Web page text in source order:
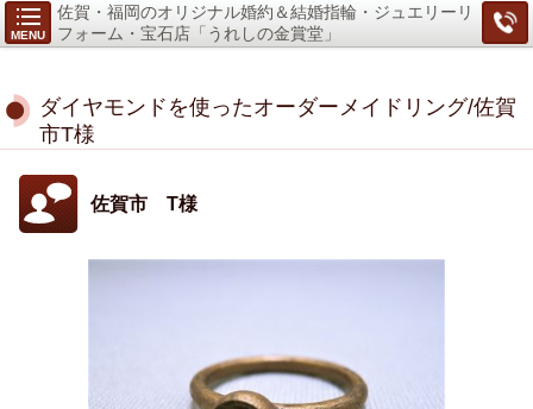
MENU
佐賀・福岡のオリジナル婚約＆結婚指輪・ジュエリーリ
フォーム・宝石店「うれしの金賞堂」
ダイヤモンドを使ったオーダーメイドリング/佐賀
市T様
佐賀市 T様